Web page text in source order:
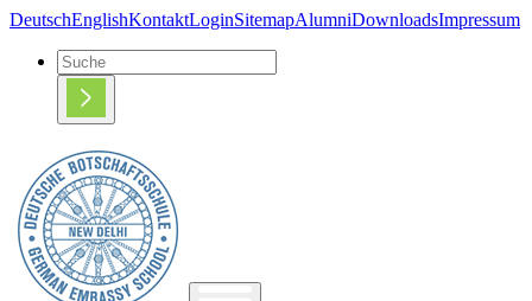
DeutschEnglishKontaktLoginSitemapAlumniDownloadsImpressum